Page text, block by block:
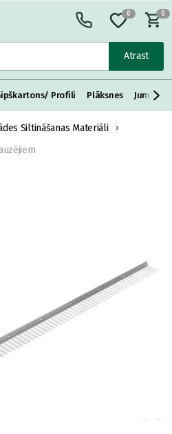
Atrast
0 0
Profili Plāksnes Jumta
Siltināšanas Materiāli